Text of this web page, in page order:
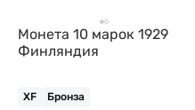
Монета 10 марок 1929
Финляндия
XF Бронза